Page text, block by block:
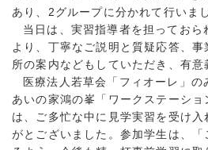
あり、2グループに分かれて行いま
当日は、実習指導者を担ってお
より、丁寧なご説明と質疑応答、
所の案内などもしていただき、有意
医療法人若草会「フィオーレ」
あいの家鴻の峯「ワークステーショ
は、ご多忙な中に見学実習を受け入
がとございました。参加学生は、